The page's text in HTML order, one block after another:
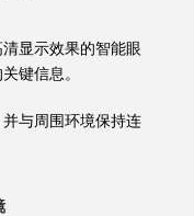
显示效果的智能眼
键信息。
与周围环境保持连